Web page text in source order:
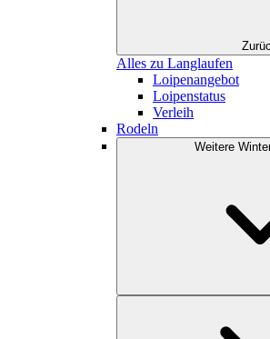
Alles zu Langlaufen
Loipenangebot
Loipenstatus
Verleih
Rodeln
Weitere